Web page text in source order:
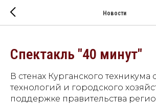
Новости
Спектакль "40 минут"
В стенах Курганского техникума
технологий и городского
поддержке правительства